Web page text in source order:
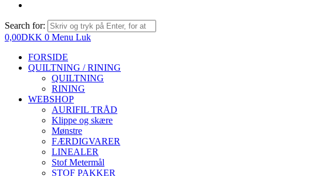
Search for:
0,00DKK 0 Menu Luk
FORSIDE
QUILTNING / RINING
QUILTNING
RINING
WEBSHOP
AURIFIL TRÅD
Klippe og skære
Mønstre
FÆRDIGVARER
LINEALER
Stof Metermål
STOF PAKKER